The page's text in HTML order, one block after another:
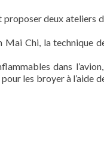
deux ateliers
Mai Chi, la technique
dans
les broyer à l’aide de